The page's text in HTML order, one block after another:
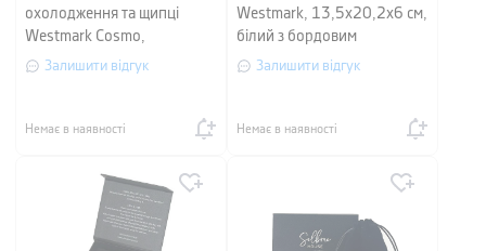
охолодження та щипці
Westmark Cosmo,
сріблястий, 7 предметів
Залишити відгук
Немає в наявності
Westmark, 13,5х20,2х6 см,
білий з бордовим
Залишити відгук
Немає в наявності